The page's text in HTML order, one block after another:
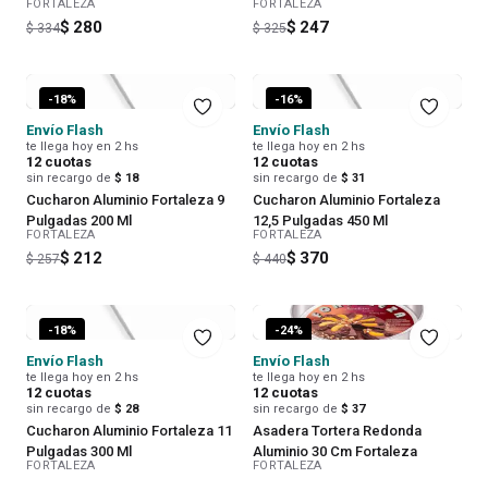
FORTALEZA
$ 334$ 280
FORTALEZA
$ 325$ 247
-18%
Envío Flash
te llega hoy en 2 hs
12 cuotas
sin recargo de $ 18
Cucharon Aluminio Fortaleza 9
Pulgadas 200 Ml
FORTALEZA
$ 257$ 212
-16%
Envío Flash
te llega hoy en 2 hs
12 cuotas
sin recargo de $ 31
Cucharon Aluminio Fortaleza
12,5 Pulgadas 450 Ml
FORTALEZA
$ 440$ 370
-18%
Envío Flash
te llega hoy en 2 hs
12 cuotas
sin recargo de $ 28
Cucharon Aluminio Fortaleza 11
Pulgadas 300 Ml
FORTALEZA
-24%
Envío Flash
te llega hoy en 2 hs
12 cuotas
sin recargo de $ 37
Asadera Tortera Redonda
Aluminio 30 Cm Fortaleza
FORTALEZA